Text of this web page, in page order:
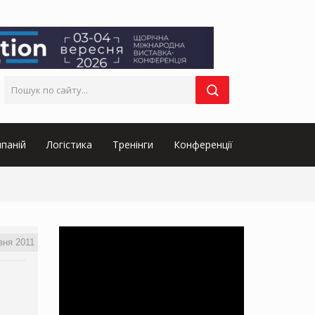
Логістика Тренінги Конференції
2011